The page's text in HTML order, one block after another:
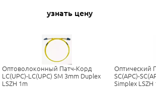
узнать цену
Оптоволоконный Патч-Корд
LC(UPC)-LC(UPC) SM 3mm Duplex
LSZH 1m
Оптический
SC(APC)-
Simplex LSZH